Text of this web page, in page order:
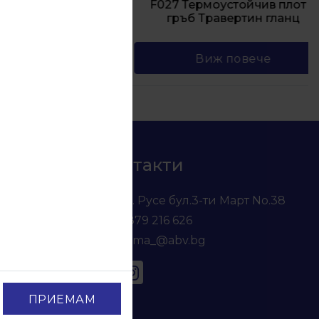
ПРИЕМАМ
F027 Термоустойчив плот и
гръб Травертин гланц
Виж повече
Контакти
гр. Русе бул.3-ти Март No.38
0879 216 626
voma_@abv.bg